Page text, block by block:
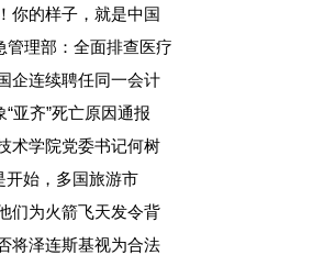
你的样子，就是中国
管理部：全面排查医疗
企连续聘任同一会计
亚齐”死亡原因通报
术学院党委书记何树
开始，多国旅游市
们为火箭飞天发令背
将泽连斯基视为合法